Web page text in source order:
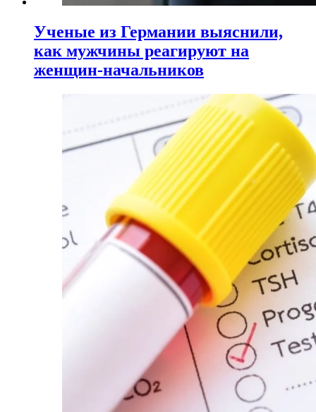
Ученые из Германии выяснили,
как мужчины реагируют на
женщин-начальников